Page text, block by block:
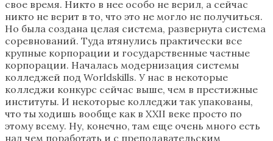
свое время. Никто в нее особо не верил, а сейчас
никто не верит в то, что это не могло не получиться.
Но была создана целая система, развернута система
соревнований. Туда втянулись практически все
крупные корпорации и государственные частные
корпорации. Началась модернизация системы
колледжей под Worldskills. У нас в некоторые
колледжи конкурс сейчас выше, чем в престижные
институты. И некоторые колледжи так упакованы,
что ты ходишь вообще как в XXII веке просто по
этому всему. Ну, конечно, там еще очень много есть
над чем поработать и с преподавательским